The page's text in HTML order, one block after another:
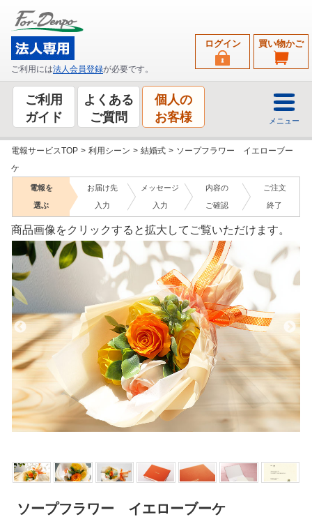
ご利用には法人会員登録が必要です。
買い物かご
ログイン
ご利用
ガイド
よくある
ご質問
個人の
お客様
メニュー
電報サービスTOP > 利用シーン > 結婚式 > ソープフラワー イエローブー
ケ
電報を
選ぶ
お届け先
入力
メッセージ
入力
内容の
ご確認
ご注文
終了
商品画像をクリックすると拡大してご覧いただけます。
ソープフラワー イエローブーケ